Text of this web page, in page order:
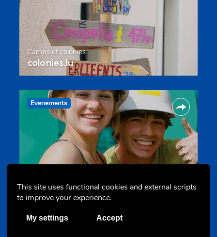
This site uses functional cookies and external scripts
to improve your experience.
My settings Accept
Camps et colonies
colonies.lu
Evenements
Les meilleurs projets jeunesse
jugendprais.lu